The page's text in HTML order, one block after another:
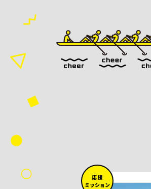
応 援
ミッション